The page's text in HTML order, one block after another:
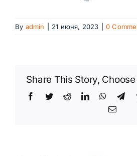
By admin 21 июня, 2023 0
Share This Story,
Facebook
TwitterRedditLinkedIn
Email